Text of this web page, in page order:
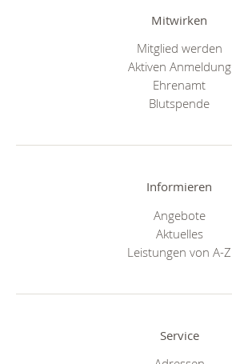
Mitwirken
Mitglied werden
Aktiven Anmeldung
Ehrenamt
Blutspende
Informieren
Angebote
Aktuelles
Leistungen von A-Z
Service